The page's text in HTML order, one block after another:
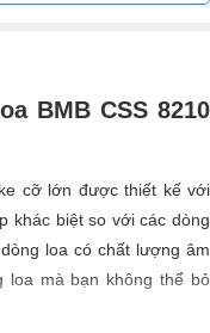
BMB CSS 8210
cỡ lớn được thiết kế với
khác biệt so với các dòng
loa có chất lượng âm
loa mà bạn không thể bỏ